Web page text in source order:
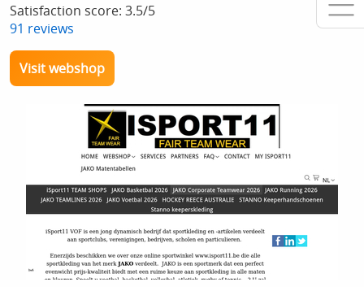
Satisfaction score: 3.5/5
91 reviews
Visit webshop